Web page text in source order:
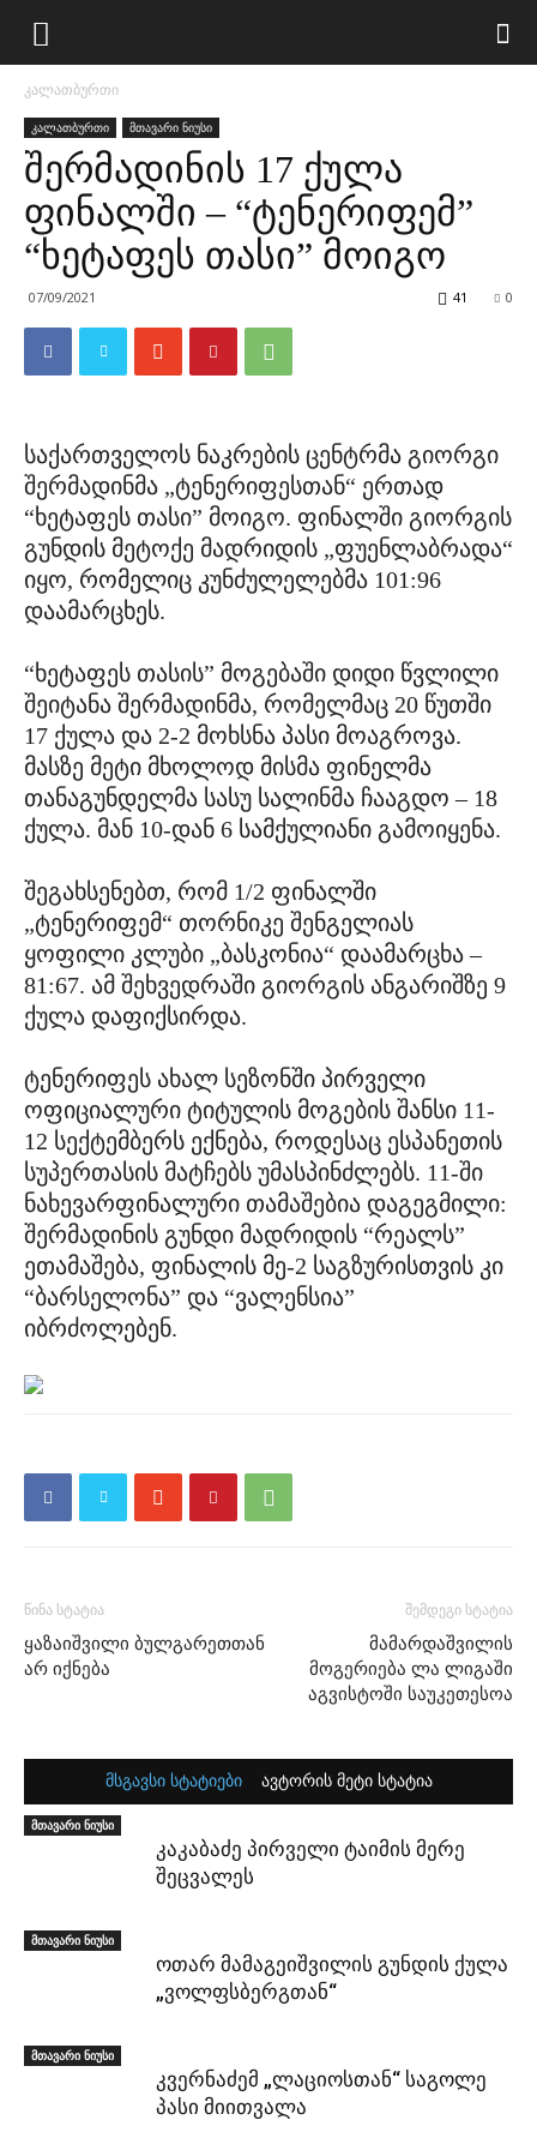
კალათბურთი
კალათბურთი მთავარი ნიუსი
შერმადინის 17 ქულა
ფინალში – “ტენერიფემ”
“ხეტაფეს თასი” მოიგო
07/09/2021 0
41
საქართველოს ნაკრების ცენტრმა გიორგი
შერმადინმა „ტენერიფესთან“ ერთად
“ხეტაფეს თასი” მოიგო. ფინალში გიორგის
გუნდის მეტოქე მადრიდის „ფუენლაბრადა“
იყო, რომელიც კუნძულელებმა 101:96
დაამარცხეს.
“ხეტაფეს თასის” მოგებაში დიდი წვლილი
შეიტანა შერმადინმა, რომელმაც 20 წუთში
17 ქულა და 2-2 მოხსნა პასი მოაგროვა.
მასზე მეტი მხოლოდ მისმა ფინელმა
თანაგუნდელმა სასუ სალინმა ჩააგდო – 18
ქულა. მან 10-დან 6 სამქულიანი გამოიყენა.
შეგახსენებთ, რომ 1/2 ფინალში
„ტენერიფემ“ თორნიკე შენგელიას
ყოფილი კლუბი „ბასკონია“ დაამარცხა –
81:67. ამ შეხვედრაში გიორგის ანგარიშზე 9
ქულა დაფიქსირდა.
ტენერიფეს ახალ სეზონში პირველი
ოფიციალური ტიტულის მოგების შანსი 11-
12 სექტემბერს ექნება, როდესაც ესპანეთის
სუპერთასის მატჩებს უმასპინძლებს. 11-ში
ნახევარფინალური თამაშებია დაგეგმილი:
შერმადინის გუნდი მადრიდის “რეალს”
ეთამაშება, ფინალის მე-2 საგზურისთვის კი
“ბარსელონა” და “ვალენსია”
იბრძოლებენ.
წინა სტატია
ყაზაიშვილი ბულგარეთთან
არ იქნება
შემდეგი სტატია
მამარდაშვილის
მოგერიება ლა ლიგაში
აგვისტოში საუკეთესოა
მსგავსი სტატიები ავტორის მეტი სტატია
მთავარი ნიუსი
კაკაბაძე პირველი ტაიმის მერე
შეცვალეს
მთავარი ნიუსი
ოთარ მამაგეიშვილის გუნდის ქულა
„ვოლფსბერგთან“
მთავარი ნიუსი
კვერნაძემ „ლაციოსთან“ საგოლე
პასი მიითვალა